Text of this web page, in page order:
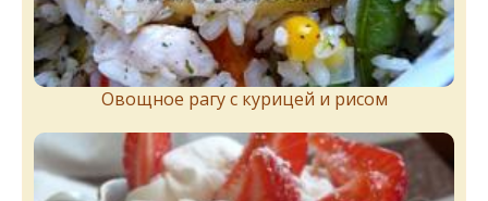
Овощное рагу с курицей и рисом